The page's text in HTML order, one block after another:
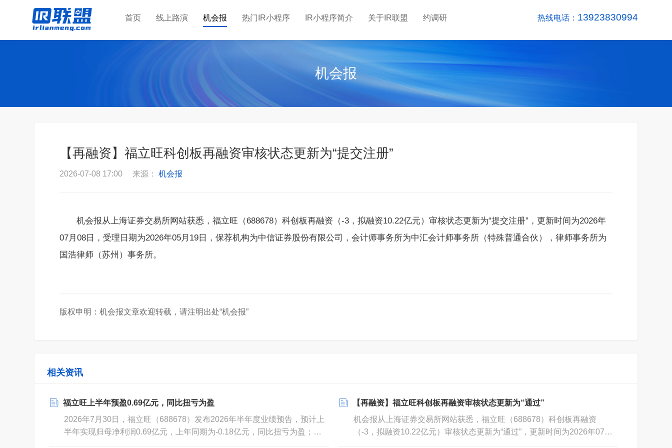
首页 线上路演 机会报 热门IR小程序 IR小程序简介 关于IR联盟 约调研 热线电话： 13923830994
机会报
【再融资】福立旺科创板再融资审核状态更新为“提交注册”
2026-07-08 17:00 来源： 机会报
机会报从上海证券交易所网站获悉，福立旺（688678）科创板再融资（-3，拟融资10.22亿元）审核状态更新为“提交注册”，更新时间为2026年
07月08日，受理日期为2026年05月19日，保荐机构为中信证券股份有限公司，会计师事务所为中汇会计师事务所（特殊普通合伙），律师事务所为
国浩律师（苏州）事务所。
版权申明：机会报文章欢迎转载，请注明出处“机会报”
相关资讯
福立旺上半年预盈0.69亿元，同比扭亏为盈
2026年7月30日，福立旺（688678）发布2026年半年度业绩预告，预计上
半年实现归母净利润0.69亿元，上年同期为-0.18亿元，同比扭亏为盈；扣
【再融资】福立旺科创板再融资审核状态更新为“通过”
机会报从上海证券交易所网站获悉，福立旺（688678）科创板再融资
（-3，拟融资10.22亿元）审核状态更新为“通过”，更新时间为2026年07月